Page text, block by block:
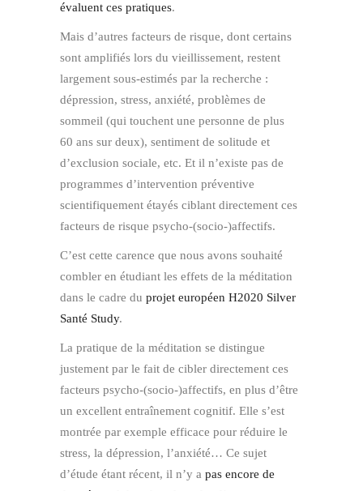
évaluent ces pratiques.
Mais d’autres facteurs de risque, dont certains
sont amplifiés lors du vieillissement, restent
largement sous-estimés par la recherche :
dépression, stress, anxiété, problèmes de
sommeil (qui touchent une personne de plus
60 ans sur deux), sentiment de solitude et
d’exclusion sociale, etc. Et il n’existe pas de
programmes d’intervention préventive
scientifiquement étayés ciblant directement ces
facteurs de risque psycho-(socio-)affectifs.
C’est cette carence que nous avons souhaité
combler en étudiant les effets de la méditation
dans le cadre du projet européen H2020 Silver
Santé Study.
La pratique de la méditation se distingue
justement par le fait de cibler directement ces
facteurs psycho-(socio-)affectifs, en plus d’être
un excellent entraînement cognitif. Elle s’est
montrée par exemple efficace pour réduire le
stress, la dépression, l’anxiété… Ce sujet
d’étude étant récent, il n’y a pas encore de